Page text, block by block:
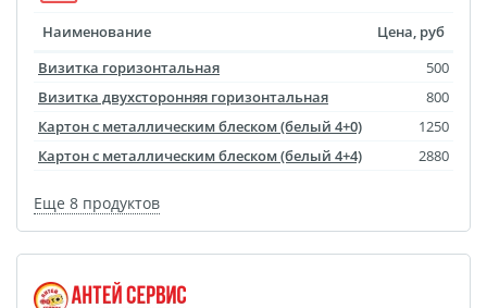
Наименование
Цена, руб
Визитка горизонтальная
500
Визитка двухсторонняя горизонтальная
800
Картон с металлическим блеском (белый 4+0)
1250
Картон с металлическим блеском (белый 4+4)
2880
Еще 8 продуктов